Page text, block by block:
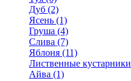
Дуб (2)
Ясень (1)
Груша (4)
Слива (7)
Яблоня (11)
Лиственные кустарники
Айва (1)